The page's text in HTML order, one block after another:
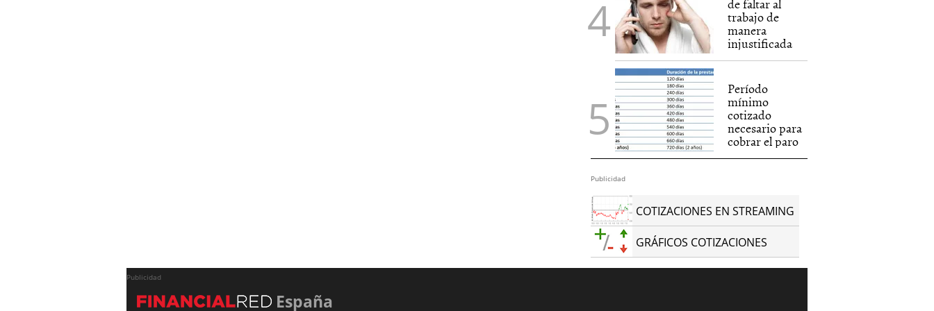
de faltar al
trabajo de
manera
injustificada
Período
mínimo
cotizado
necesario para
cobrar el paro
Publicidad
COTIZACIONES EN STREAMING
GRÁFICOS COTIZACIONES
Publicidad
España